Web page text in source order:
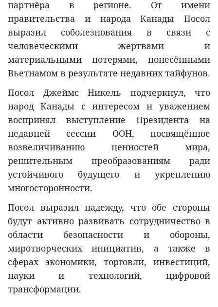
партнёра в регионе. От имени
правительства и народа Канады Посол
выразил соболезнования в связи с
человеческими жертвами и
материальными потерями, понесёнными
Вьетнамом в результате недавних тайфунов.
Посол Джеймс Никель подчеркнул, что
народ Канады с интересом и уважением
воспринял выступление Президента на
недавней сессии ООН, посвящённое
возвеличиванию ценностей мира,
решительным преобразованиям ради
устойчивого будущего и укреплению
многосторонности.
Посол выразил надежду, что обе стороны
будут активно развивать сотрудничество в
области безопасности и обороны,
миротворческих инициатив, а также в
сферах экономики, торговли, инвестиций,
науки и технологий, цифровой
трансформации.